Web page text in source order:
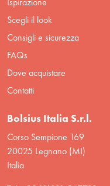
Scegli il look
Consigli e sicurezza
FAQs
Dove acquistare
Contatti
Bolsius Italia S.r.l.
Corso Sempione 169
20025 Legnano (MI)
Italia